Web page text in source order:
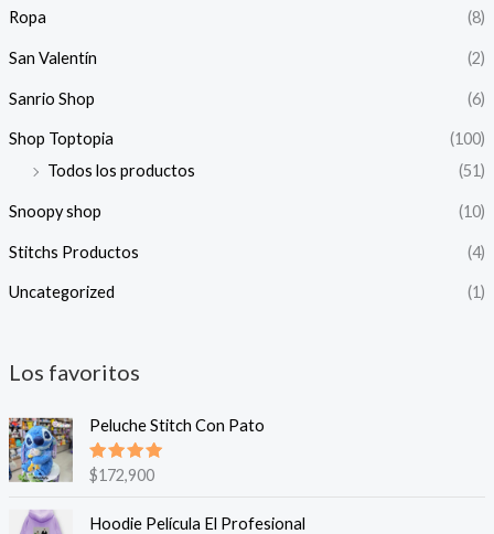
Ropa (8)
San Valentín (2)
Sanrio Shop (6)
Shop Toptopia
(100)
Todos los productos
(51)
Snoopy shop (10)
Stitchs Productos (4)
Uncategorized (1)
Los favoritos
Peluche Stitch Con Pato
Valorado
en
5.00
$172,900
Hoodie Película El Profesional